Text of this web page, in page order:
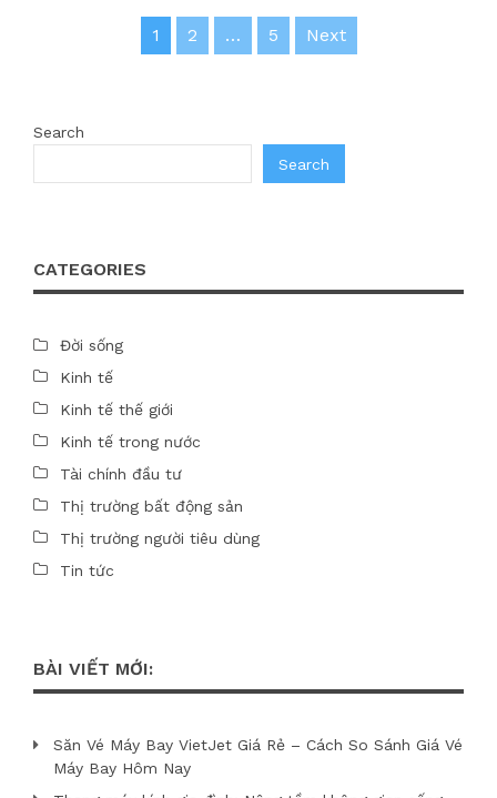
1 2 … 5 Next
Search
Search
CATEGORIES
Đời sống
Kinh tế
Kinh tế thế giới
Kinh tế trong nước
Tài chính đầu tư
Thị trường bất động sản
Thị trường người tiêu dùng
Tin tức
BÀI VIẾT MỚI:
Săn Vé Máy Bay VietJet Giá Rẻ – Cách So Sánh Giá Vé
Máy Bay Hôm Nay